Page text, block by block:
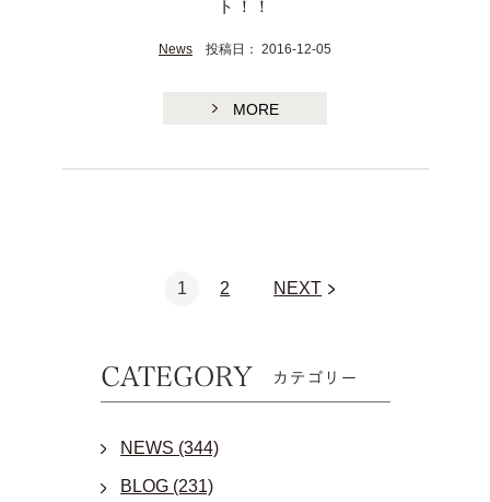
ト！！
News 投稿日： 2016-12-05
MORE
1 2 NEXT
NEWS (344)
BLOG (231)